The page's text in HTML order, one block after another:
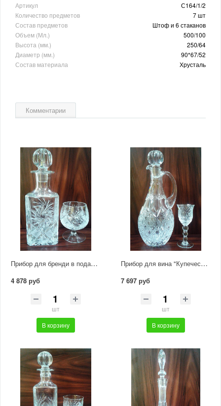
Артикул
С164/1/2
Количество предметов
7 шт
Состав предметов
Штоф и 6 стаканов
Объем (Мл.)
500/100
Высота (мм.)
250/64
Диаметр (мм.)
90*67/52
Состав материала
Хрусталь
Комментарии
Прибор для бренди в подарочной упаковке 6280 1000/1
4 878 руб
шт
В корзину
Прибор для вина "Купеческий" 6207 1000/33
7 697 руб
шт
В корзину